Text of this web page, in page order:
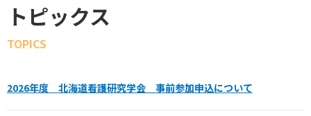
トピックス
TOPICS
2026年度 北海道看護研究学会 事前参加申込について